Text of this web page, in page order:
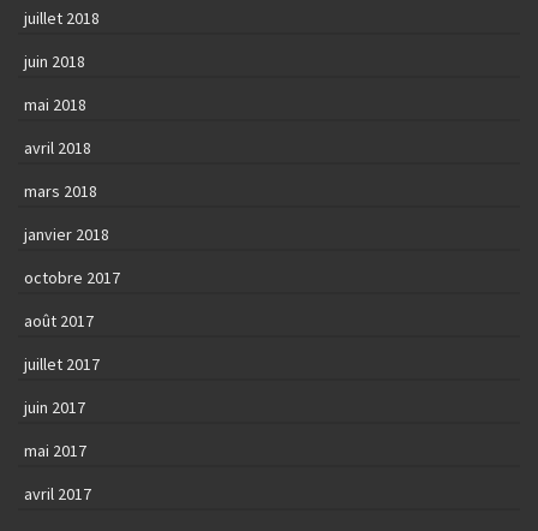
juillet 2018
juin 2018
mai 2018
avril 2018
mars 2018
janvier 2018
octobre 2017
août 2017
juillet 2017
juin 2017
mai 2017
avril 2017